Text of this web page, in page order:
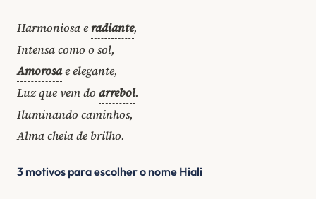
Harmoniosa e radiante,
Intensa como o sol,
Amorosae elegante,
Luz que vem do arrebol.
Iluminando caminhos,
Alma cheia de brilho.
3 motivos para escolher o nome Hiali